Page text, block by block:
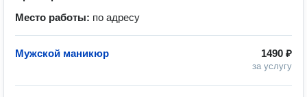
Место работы: по адресу
1490 ₽
за услугу
Мужской маникюр